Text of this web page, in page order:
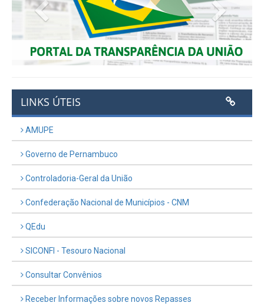
Previous Next
LINKS ÚTEIS
AMUPE
Governo de Pernambuco
Controladoria-Geral da União
Confederação Nacional de Municípios - CNM
QEdu
SICONFI - Tesouro Nacional
Consultar Convênios
Receber Informações sobre novos Repasses